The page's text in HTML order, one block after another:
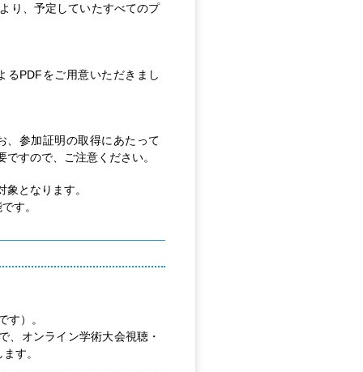
り、予定していたすべてのプ
るPDFをご用意いただきまし
、参加証明の取得にあたって
すので、ご注意ください。
となります。
す。
す）。
、オンライン学術大会視聴・
す。